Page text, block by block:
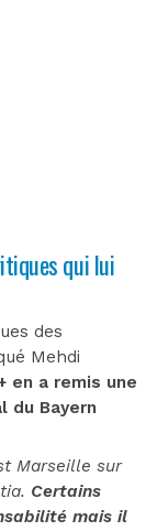
qui lui
des
Mehdi
en a remis une
du Bayern
Marseille sur
Certains
mais il